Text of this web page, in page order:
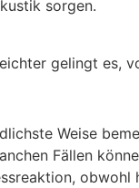
sorgen.
gelingt es,
Weise
Fällen